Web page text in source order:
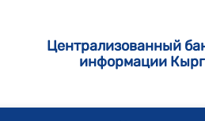
Централизованный
информации